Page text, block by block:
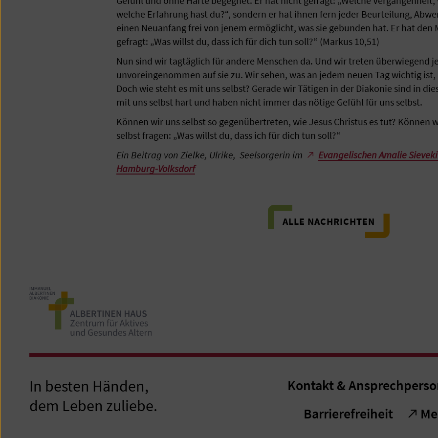
welche Erfahrung hast du?“, sondern er hat ihnen fern jeder Beurteilung,
einen Neuanfang frei von jenem ermöglicht, was sie gebunden hat. Er hat den
gefragt: „Was willst du, dass ich für dich tun soll?“ (Markus 10,51)
Nun sind wir tagtäglich für andere Menschen da. Und wir treten überwiegend
unvoreingenommen auf sie zu. Wir sehen, was an jedem neuen Tag wichtig
Doch wie steht es mit uns selbst? Gerade wir Tätigen in der Diakonie sind in
mit uns selbst hart und haben nicht immer das nötige Gefühl für uns selbst.
Können wir uns selbst so gegenübertreten, wie Jesus Christus es tut? Können
selbst fragen: „Was willst du, dass ich für dich tun soll?“
Ein Beitrag von Zielke, Ulrike, Seelsorgerin im
Evangelischen Amalie
Hamburg-Volksdorf
ALLE NACHRICHTEN
In besten Händen,
dem Leben zuliebe.
Kontakt &
Barrierefreiheit